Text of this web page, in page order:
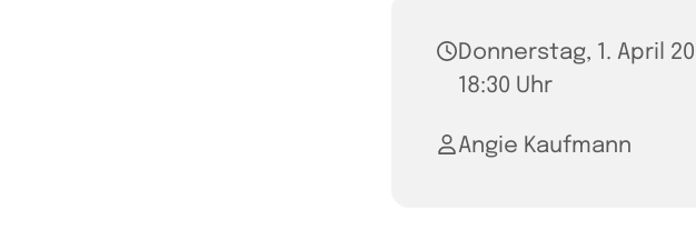
Donnerstag, 1. April
18:30 Uhr
Angie Kaufmann